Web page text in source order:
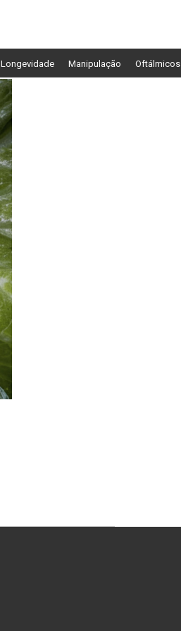
Longevidade Manipulação Oftálmicos